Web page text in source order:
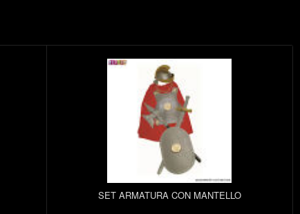
SET ARMATURA CON MANTELLO